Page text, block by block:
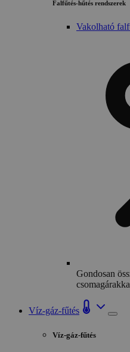
Falfűtés-hűtés rendszerek
Vakolható
Gondosan
Víz-gáz-fűtés
Víz-gáz-fűtés